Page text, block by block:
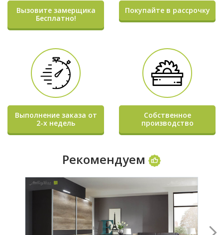
Вызовите замерщика
Бесплатно!
Покупайте в рассрочку
Выполнение заказа от
2-х недель
Собственное
производство
Рекомендуем